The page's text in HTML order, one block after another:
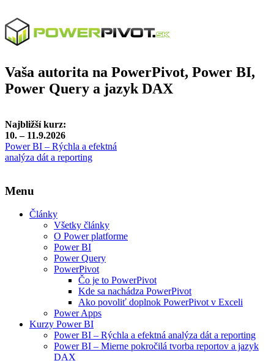
Vaša autorita na PowerPivot, Power BI,
Power Query a jazyk DAX
Najbližší kurz:
10. – 11.9.2026
Power BI – Rýchla a efektná
analýza dát a reporting
Menu
Články
Všetky články
O Power platforme
Power BI
Power Query
PowerPivot
Čo je to PowerPivot
Kde sa nachádza PowerPivot
Ako povoliť doplnok PowerPivot v Exceli
Power Apps
Kurzy Power BI
Power BI – Rýchla a efektná analýza dát a reporting
Power BI – Mierne pokročilá tvorba reportov a jazyk
DAX